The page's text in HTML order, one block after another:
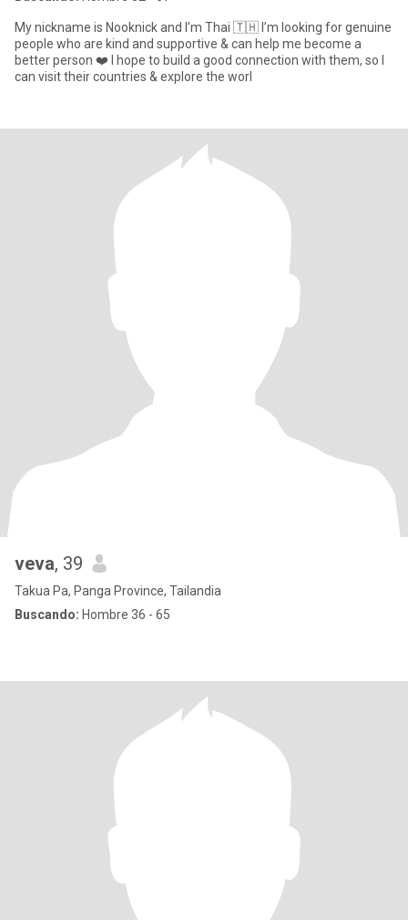
My nickname is Nooknick and I’m Thai 🇹🇭 I’m looking for genuine
people who are kind and supportive & can help me become a
better person ❤️ I hope to build a good connection with them, so I
can visit their countries & explore the worl
veva, 39
Takua Pa, Panga Province, Tailandia
Buscando: Hombre 36 - 65